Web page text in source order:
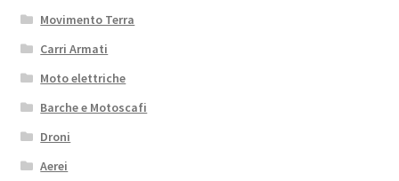
Movimento Terra
Carri Armati
Moto elettriche
Barche e Motoscafi
Droni
Aerei